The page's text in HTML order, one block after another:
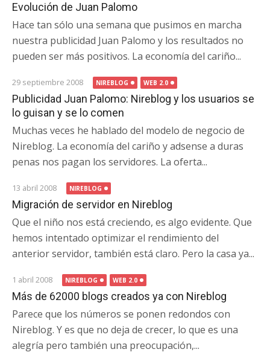
Evolución de Juan Palomo
Hace tan sólo una semana que pusimos en marcha
nuestra publicidad Juan Palomo y los resultados no
pueden ser más positivos. La economía del cariño...
29 septiembre 2008 NIREBLOG WEB 2.0
Publicidad Juan Palomo: Nireblog y los usuarios se
lo guisan y se lo comen
Muchas veces he hablado del modelo de negocio de
Nireblog. La economía del cariño y adsense a duras
penas nos pagan los servidores. La oferta...
13 abril 2008 NIREBLOG
Migración de servidor en Nireblog
Que el niño nos está creciendo, es algo evidente. Que
hemos intentado optimizar el rendimiento del
anterior servidor, también está claro. Pero la casa ya...
1 abril 2008 NIREBLOG WEB 2.0
Más de 62000 blogs creados ya con Nireblog
Parece que los números se ponen redondos con
Nireblog. Y es que no deja de crecer, lo que es una
alegría pero también una preocupación,...